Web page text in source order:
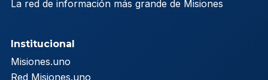
La red de información más grande de Misiones
Institucional
Misiones.uno
Red Misiones.uno